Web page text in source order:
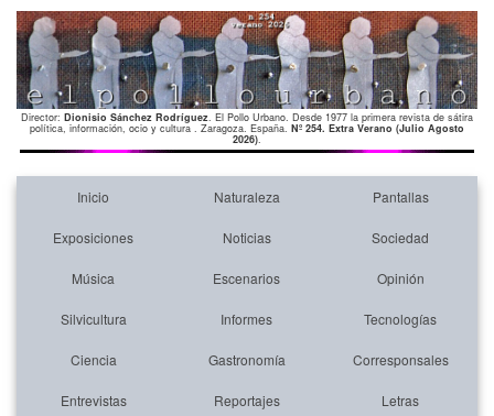
Director: Dionisio Sánchez Rodríguez. El Pollo Urbano. Desde 1977 la primera revista de sátira
política, información, ocio y cultura . Zaragoza. España. Nº 254. Extra Verano (Julio Agosto
2026).
Inicio Naturaleza Pantallas
Exposiciones Noticias Sociedad
Música Escenarios Opinión
Silvicultura Informes Tecnologías
Ciencia Gastronomía Corresponsales
Entrevistas Reportajes Letras